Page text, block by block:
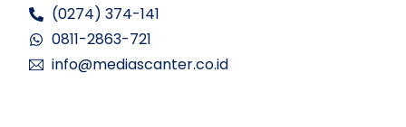
(0274) 374-141
0811-2863-721
info@mediascanter.co.id